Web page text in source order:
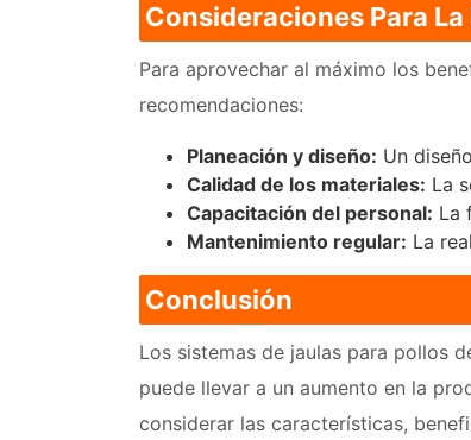
Consideraciones Para
Para aprovechar al máximo los
recomendaciones:
Planeación y diseño: Un
Calidad de los materiales: La
Capacitación del personal: La
Mantenimiento regular: La
Conclusión
Los sistemas de jaulas para pollos
puede llevar a un aumento en la
considerar las características,